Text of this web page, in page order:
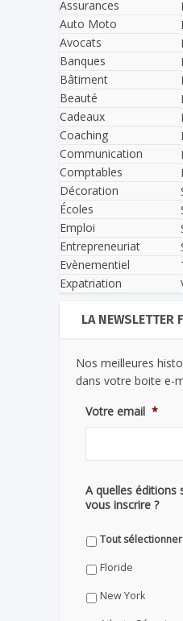
Assurances
Auto Moto
Avocats
Banques
Bâtiment
Beauté
Cadeaux
Coaching
Communication
Comptables
Décoration
Écoles
Emploi
Entrepreneuriat
Evènementiel
Expatriation
LA NEWSLETTER
Nos meilleures
dans votre boite e-
Votre email *
A quelles éditions
vous inscrire ?
Tout sélectionner
Floride
New York